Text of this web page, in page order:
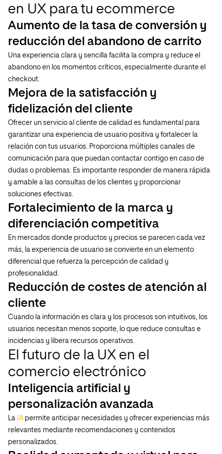
en UX para tu ecommerce
Aumento de la tasa de conversión y
reducción del abandono de carrito
Una experiencia clara y sencilla facilita la compra y reduce el
abandono en los momentos críticos, especialmente durante el
checkout.
Mejora de la satisfacción y
fidelización del cliente
Ofrecer un servicio al cliente de calidad es fundamental para
garantizar una experiencia de usuario positiva y fortalecer la
relación con tus usuarios. Proporciona múltiples canales de
comunicación para que puedan contactar contigo en caso de
dudas o problemas. Es importante responder de manera rápida
y amable a las consultas de los clientes y proporcionar
soluciones efectivas.
Fortalecimiento de la marca y
diferenciación competitiva
En mercados donde productos y precios se parecen cada vez
más, la experiencia de usuario se convierte en un elemento
diferencial que refuerza la percepción de calidad y
profesionalidad.
Reducción de costes de atención al
cliente
Cuando la información es clara y los procesos son intuitivos, los
usuarios necesitan menos soporte, lo que reduce consultas e
incidencias y libera recursos operativos.
El futuro de la UX en el
comercio electrónico
Inteligencia artificial y
personalización avanzada
La IApermite anticipar necesidades y ofrecer experiencias más
relevantes mediante recomendaciones y contenidos
personalizados.